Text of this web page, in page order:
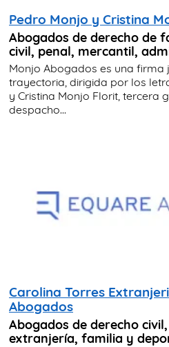
Pedro Monjo y Cristina
Abogados de derecho de
civil, penal, mercantil,
Monjo Abogados es una firma
trayectoria, dirigida por los
y Cristina Monjo Florit, tercera
despacho...
Carolina Torres
Abogados
Abogados de derecho
extranjería, familia y